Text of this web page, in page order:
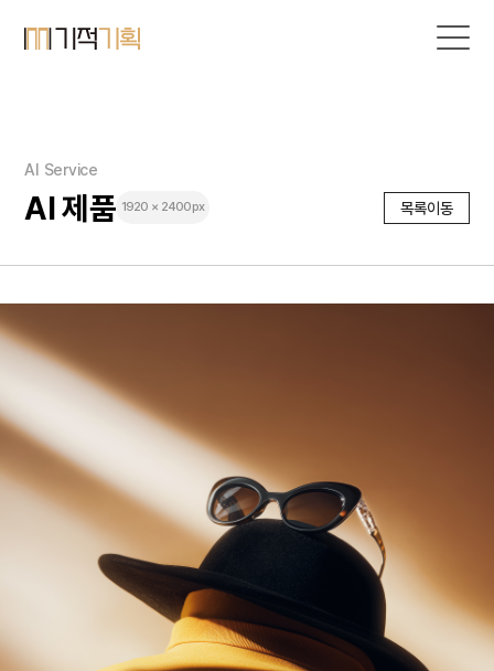
AI Service
AI 제품 1920 × 2400px 목록이동